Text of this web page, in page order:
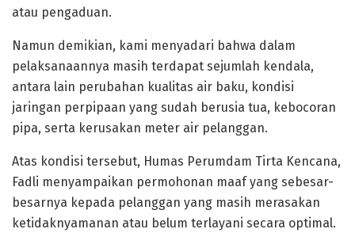
atau pengaduan.
Namun demikian, kami menyadari bahwa dalam
pelaksanaannya masih terdapat sejumlah kendala,
antara lain perubahan kualitas air baku, kondisi
jaringan perpipaan yang sudah berusia tua, kebocoran
pipa, serta kerusakan meter air pelanggan.
Atas kondisi tersebut, Humas Perumdam Tirta Kencana,
Fadli menyampaikan permohonan maaf yang sebesar-
besarnya kepada pelanggan yang masih merasakan
ketidaknyamanan atau belum terlayani secara optimal.